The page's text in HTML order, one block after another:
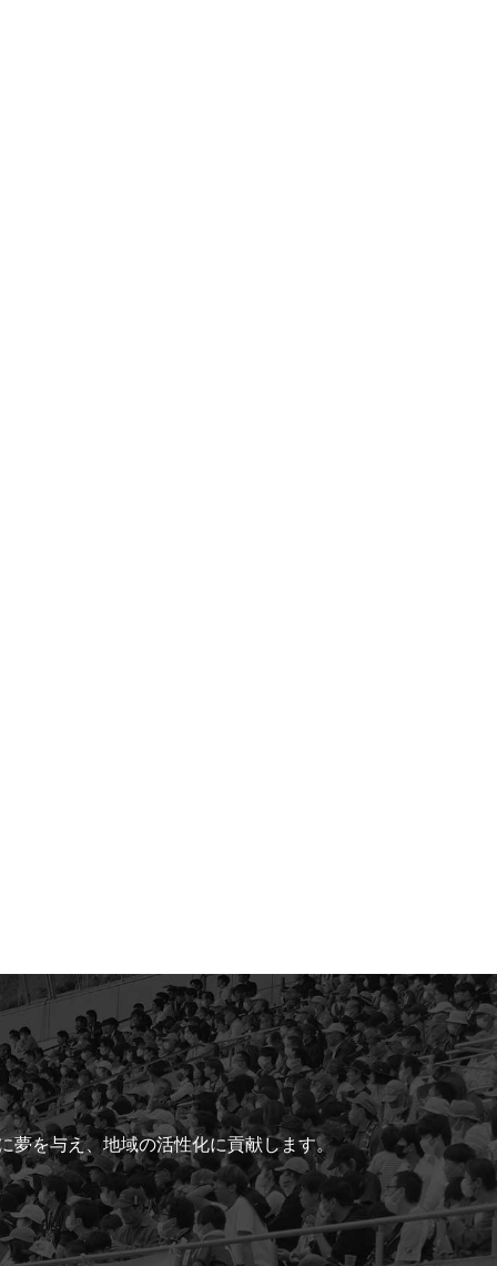
夢を与え、地域の活性化に貢献します。